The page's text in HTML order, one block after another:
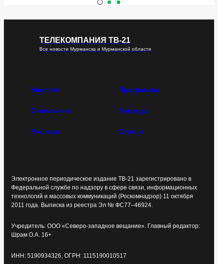
ТЕЛЕКОМПАНИЯ ТВ-21
Все новости Мурманска и Мурманской области
Новости Программы
О компании Команда
Реклама Статьи
Электронное периодическое издание ТВ-21 зарегистрировано в
Федеральной службе по надзору в сфере связи, информационных
технологий и массовых коммуникаций (Роскомнадзор) 11 октября
2011 года. Выписка из реестра Эл № ФС77–46924.
Учредитель: ООО «Северо-западное вещание». Главный редактор:
Шрам О.А. 16+
ИНН: 5190934326, ОГРН: 1115190010517